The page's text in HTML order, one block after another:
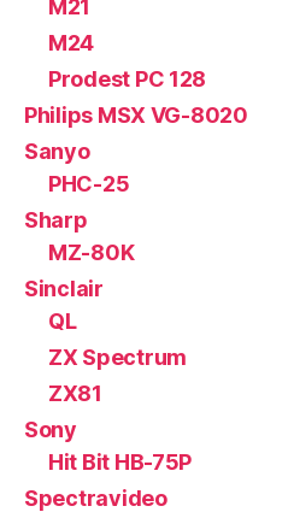
M21
M24
Prodest PC 128
Philips MSX VG-8020
Sanyo
PHC-25
Sharp
MZ-80K
Sinclair
QL
ZX Spectrum
ZX81
Sony
Hit Bit HB-75P
Spectravideo